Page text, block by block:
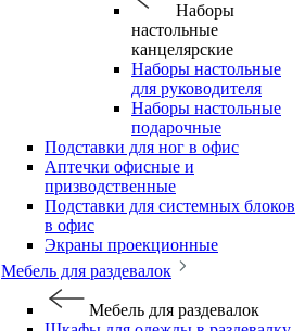
Наборы
настольные
канцелярские
Наборы настольные
для руководителя
Наборы настольные
подарочные
Подставки для ног в офис
Аптечки офисные и
призводственные
Подставки для системных блоков
в офис
Экраны проекционные
Мебель для раздевалок
Мебель для раздевалок